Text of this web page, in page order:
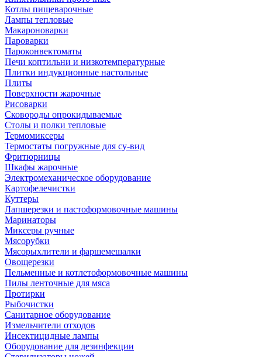
Котлы пищеварочные
Лампы тепловые
Макароноварки
Пароварки
Пароконвектоматы
Печи коптильни и низкотемпературные
Плитки индукционные настольные
Плиты
Поверхности жарочные
Рисоварки
Сковороды опрокидываемые
Столы и полки тепловые
Термомиксеры
Термостаты погружные для су-вид
Фритюрницы
Шкафы жарочные
Электромеханическое оборудование
Картофелечистки
Куттеры
Лапшерезки и пастоформовочные машины
Маринаторы
Миксеры ручные
Мясорубки
Мясорыхлители и фаршемешалки
Овощерезки
Пельменные и котлетоформовочные машины
Пилы ленточные для мяса
Протирки
Рыбочистки
Санитарное оборудование
Измельчители отходов
Инсектицидные лампы
Оборудование для дезинфекции